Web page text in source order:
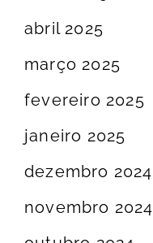
abril 2025
março 2025
fevereiro 2025
janeiro 2025
dezembro 2024
novembro 2024